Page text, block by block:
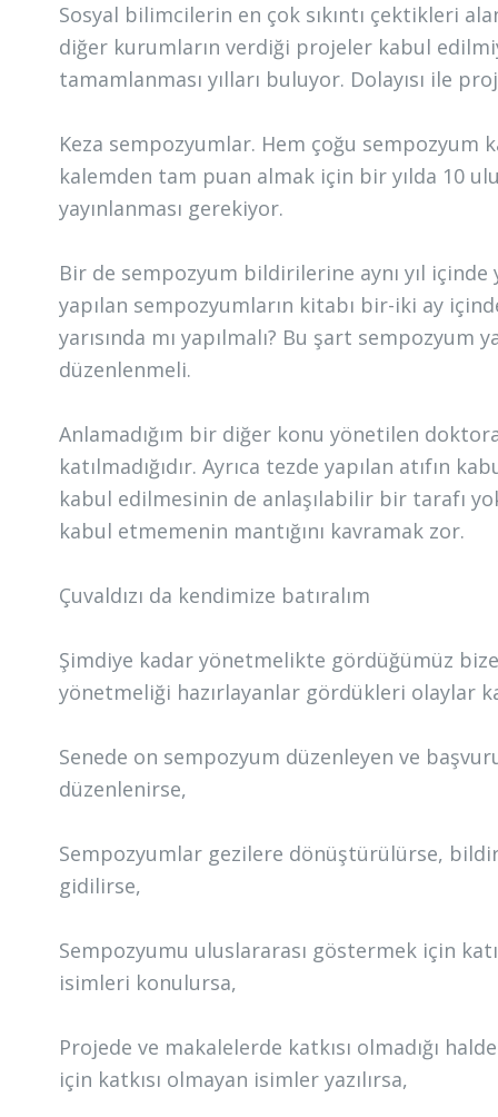
Sosyal bilimcilerin en çok sıkıntı çektikleri
diğer kurumların verdiği projeler kabul
tamamlanması yılları buluyor. Dolayısı ile
Keza sempozyumlar. Hem çoğu
kalemden tam puan almak için bir yılda 10
yayınlanması gerekiyor.
Bir de sempozyum bildirilerine aynı yıl içinde
yapılan sempozyumların kitabı bir-iki ay
yarısında mı yapılmalı? Bu şart
düzenlenmeli.
Anlamadığım bir diğer konu yönetilen
katılmadığıdır. Ayrıca tezde yapılan atıfın
kabul edilmesinin de anlaşılabilir bir tarafı
kabul etmemenin mantığını kavramak zor.
Çuvaldızı da kendimize batıralım
Şimdiye kadar yönetmelikte gördüğümüz
yönetmeliği hazırlayanlar gördükleri olaylar
Senede on sempozyum düzenleyen ve
düzenlenirse,
Sempozyumlar gezilere dönüştürülürse,
gidilirse,
Sempozyumu uluslararası göstermek için
isimleri konulursa,
Projede ve makalelerde katkısı olmadığı
için katkısı olmayan isimler yazılırsa,